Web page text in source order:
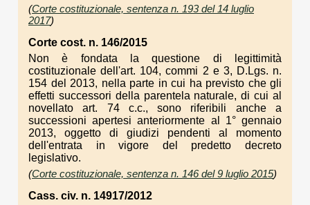
(Corte costituzionale, sentenza n. 193 del 14 luglio
2017)
Corte cost. n. 146/2015
Non è fondata la questione di legittimità
costituzionale dell'art. 104, commi 2 e 3, D.Lgs. n.
154 del 2013, nella parte in cui ha previsto che gli
effetti successori della parentela naturale, di cui al
novellato art. 74 c.c., sono riferibili anche a
successioni apertesi anteriormente al 1° gennaio
2013, oggetto di giudizi pendenti al momento
dell'entrata in vigore del predetto decreto
legislativo.
(Corte costituzionale, sentenza n. 146 del 9 luglio 2015)
Cass. civ. n. 14917/2012